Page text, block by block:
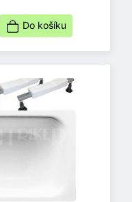
Do košíku